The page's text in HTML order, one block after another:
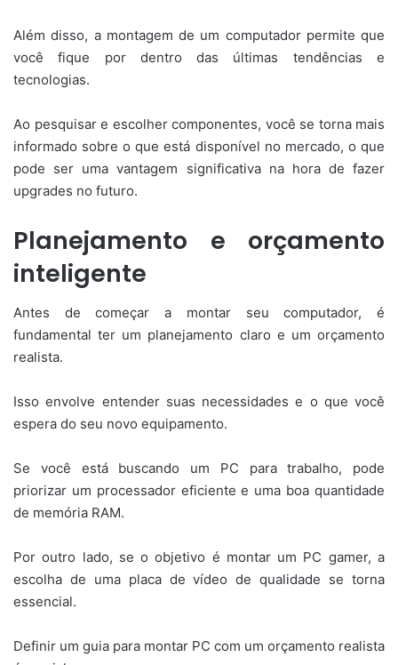
Além disso, a montagem de um computador permite que
você fique por dentro das últimas tendências e
tecnologias.
Ao pesquisar e escolher componentes, você se torna mais
informado sobre o que está disponível no mercado, o que
pode ser uma vantagem significativa na hora de fazer
upgrades no futuro.
Planejamento e orçamento
inteligente
Antes de começar a montar seu computador, é
fundamental ter um planejamento claro e um orçamento
realista.
Isso envolve entender suas necessidades e o que você
espera do seu novo equipamento.
Se você está buscando um PC para trabalho, pode
priorizar um processador eficiente e uma boa quantidade
de memória RAM.
Por outro lado, se o objetivo é montar um PC gamer, a
escolha de uma placa de vídeo de qualidade se torna
essencial.
Definir um guia para montar PC com um orçamento realista